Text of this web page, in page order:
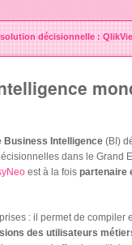
solution décisionnelle :
Business Intelligence(BI)
dans le Grand
est à la fois partenaire
: il permet de compiler
des utilisateurs